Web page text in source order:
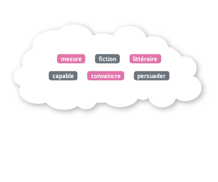
mesure fiction littéraire
capable convaincre persuader